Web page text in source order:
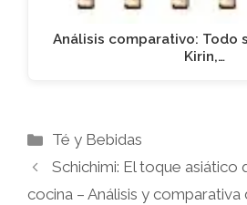
Análisis comparativo: Todo
Kirin,…
Categorías
Té y Bebidas
Schichimi: El toque asiático
cocina – Análisis y